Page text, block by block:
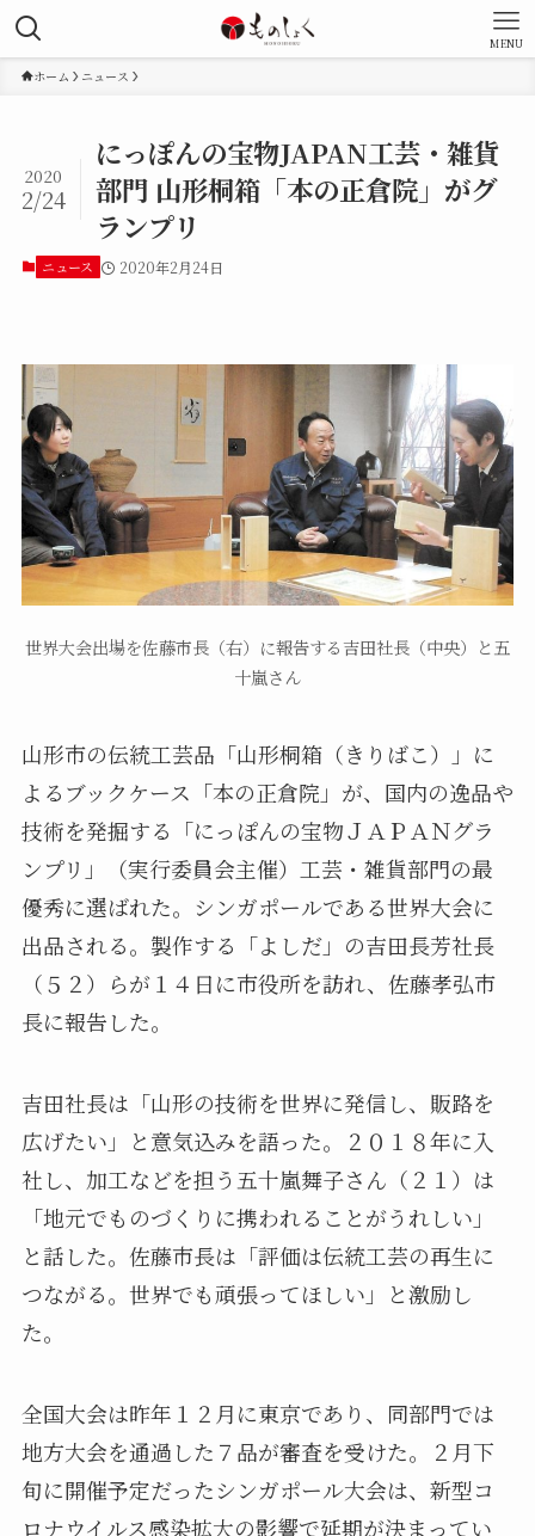
MENU
ホーム ニュース
にっぽんの宝物JAPAN工芸・雑貨
部門 山形桐箱「本の正倉院」がグ
ランプリ
2020
2/24
ニュース 2020年2月24日
世界大会出場を佐藤市長（右）に報告する吉田社長（中央）と五
十嵐さん
山形市の伝統工芸品「山形桐箱（きりばこ）」に
よるブックケース「本の正倉院」が、国内の逸品や
技術を発掘する「にっぽんの宝物ＪＡＰＡＮグラ
ンプリ」（実行委員会主催）工芸・雑貨部門の最
優秀に選ばれた。シンガポールである世界大会に
出品される。製作する「よしだ」の吉田長芳社長
（５２）らが１４日に市役所を訪れ、佐藤孝弘市
長に報告した。
吉田社長は「山形の技術を世界に発信し、販路を
広げたい」と意気込みを語った。２０１８年に入
社し、加工などを担う五十嵐舞子さん（２１）は
「地元でものづくりに携われることがうれしい」
と話した。佐藤市長は「評価は伝統工芸の再生に
つながる。世界でも頑張ってほしい」と激励し
た。
全国大会は昨年１２月に東京であり、同部門では
地方大会を通過した７品が審査を受けた。２月下
旬に開催予定だったシンガポール大会は、新型コ
ロナウイルス感染拡大の影響で延期が決まってい